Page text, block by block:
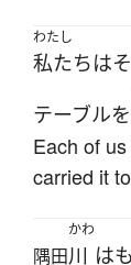
わたし
私たちは
テーブルを
Each of
carried it
隅田
かわ
川 は